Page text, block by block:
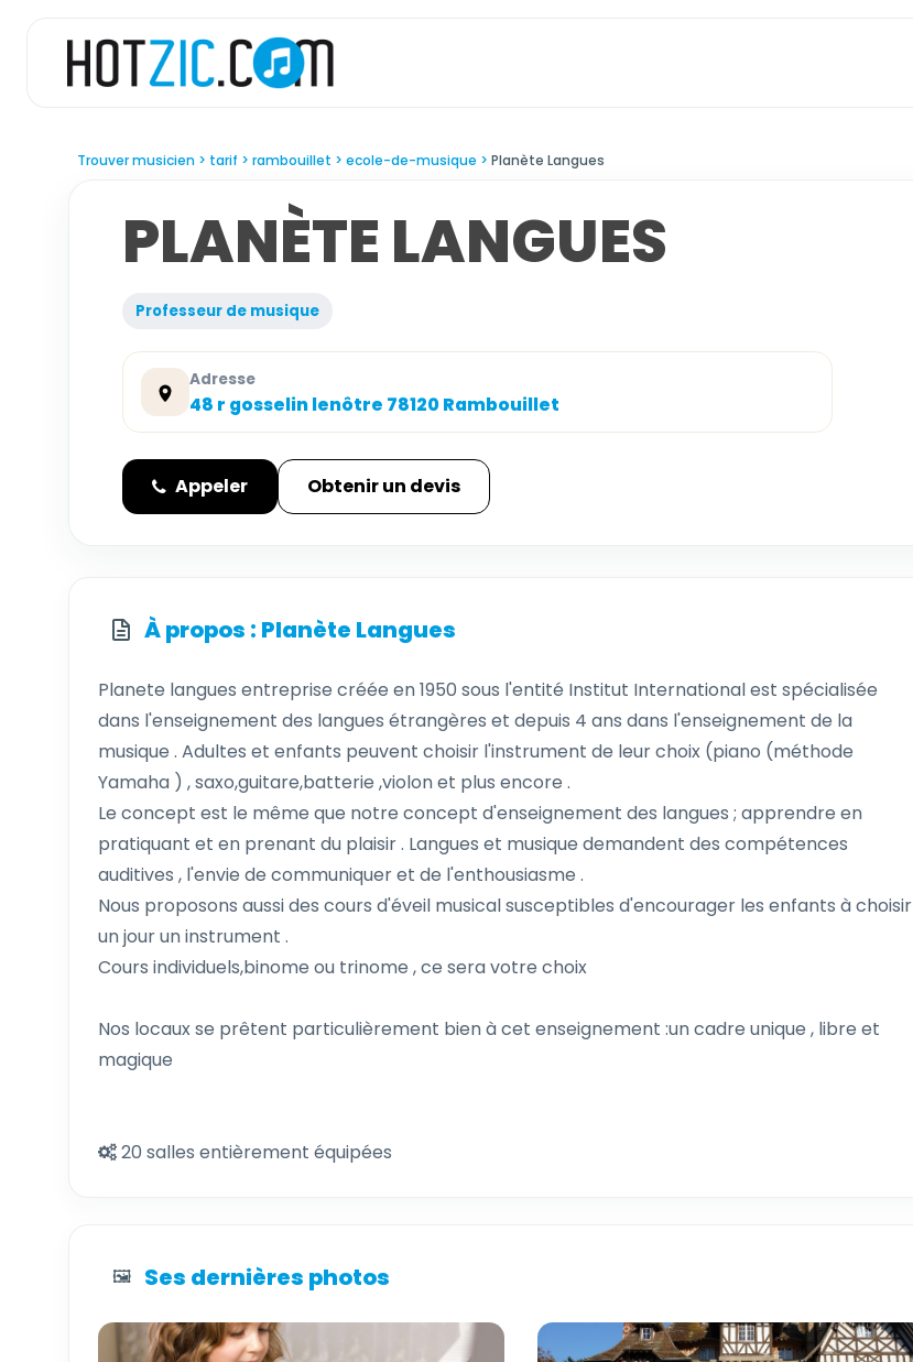
Trouver musicien tarif rambouillet ecole-de-musique Planète Langues
PLANÈTE LANGUES
Professeur de musique
Adresse
48 r gosselin lenôtre 78120 Rambouillet
Appeler Obtenir un devis
À propos : Planète Langues
Planete langues entreprise créée en 1950 sous l'entité Institut International est spécialisée
dans l'enseignement des langues étrangères et depuis 4 ans dans l'enseignement de la
musique . Adultes et enfants peuvent choisir l'instrument de leur choix (piano (méthode
Yamaha ) , saxo,guitare,batterie ,violon et plus encore .
Le concept est le même que notre concept d'enseignement des langues ; apprendre en
pratiquant et en prenant du plaisir . Langues et musique demandent des compétences
auditives , l'envie de communiquer et de l'enthousiasme .
Nous proposons aussi des cours d'éveil musical susceptibles d'encourager les enfants à choisir
un jour un instrument .
Cours individuels,binome ou trinome , ce sera votre choix
Nos locaux se prêtent particulièrement bien à cet enseignement :un cadre unique , libre et
magique
20 salles entièrement équipées
🖼️ Ses dernières photos